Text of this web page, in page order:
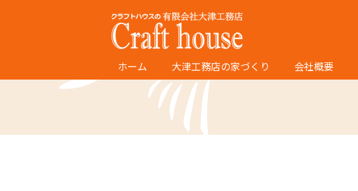
ホーム
大津工務店の家づくり 会社概要